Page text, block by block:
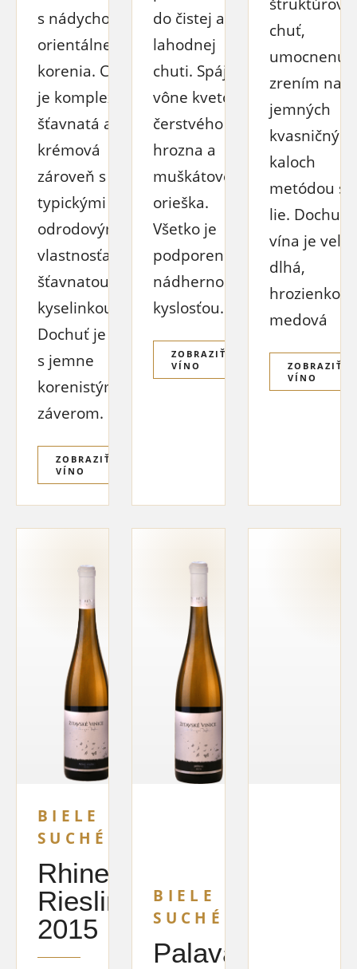
s nádychom
orientálneho
korenia. Chuť
je komplexná,
šťavnatá a
krémová
zároveň s
typickými
odrodovými
vlastnosťami a
šťavnatou
kyselinkou.
Dochuť je čistá
s jemne
korenistým
záverom.
ZOBRAZIŤ
VÍNO
do čistej a
lahodnej
chuti. Spája
vône kvetov,
čerstvého
hrozna a
muškátového
orieška.
Všetko je
podporené
nádhernou
kyslosťou.
ZOBRAZIŤ
VÍNO
chuť,
umocnenú
zrením na
jemných
kvasničných
kaloch
metódou
lie. Dochuť
vína je
dlhá,
medová
ZOBRAZIŤ
VÍNO
BIELE
SUCHÉ
Rhine
Riesling
2015
BIELE
SUCHÉ
Palava